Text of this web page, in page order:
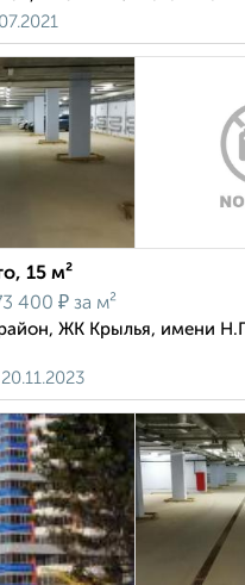
15 м²
400 ₽ за м²
ЖК Крылья, имени